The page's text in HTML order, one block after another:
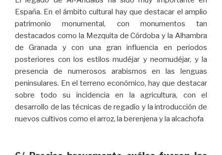
España. En el ámbito cultural hay que destacar el amplio
patrimonio monumental, con monumentos tan
destacados como la Mezquita de Córdoba y la Alhambra
de Granada y con una gran influencia en periodos
posteriores con los estilos mudéjar y neomudéjar, y la
presencia de numerosos arabismos en las lenguas
peninsulares. En el terreno económico, hay que destacar
sobre todo su incidencia en la agricultura, con el
desarrollo de las técnicas de regadío y la introducción de
nuevos cultivos como el arroz, la berenjena y la alcachofa